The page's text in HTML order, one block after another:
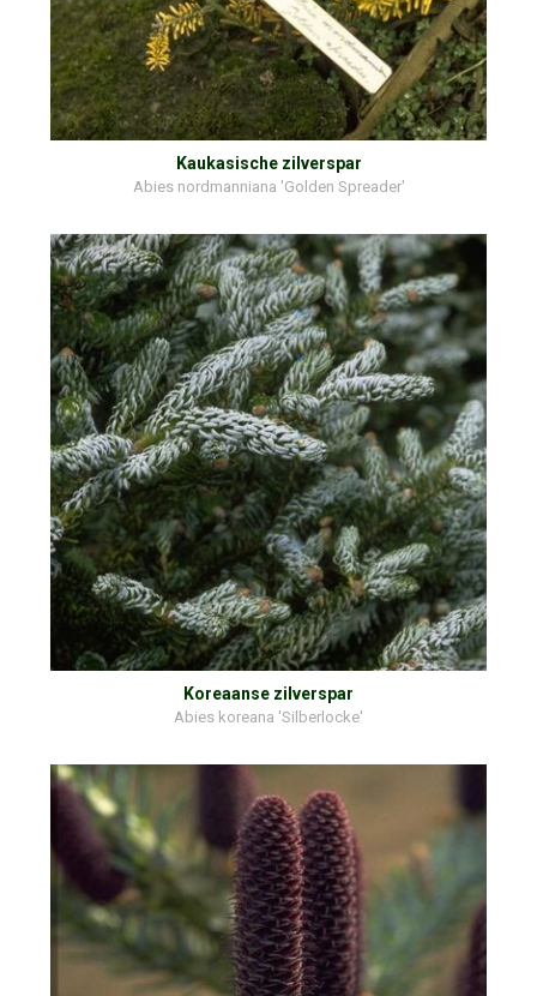
Kaukasische zilverspar
Abies nordmanniana 'Golden Spreader'
Koreaanse zilverspar
Abies koreana 'Silberlocke'